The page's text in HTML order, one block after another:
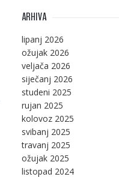
ARHIVA
lipanj 2026
ožujak 2026
veljača 2026
siječanj 2026
studeni 2025
rujan 2025
kolovoz 2025
svibanj 2025
travanj 2025
ožujak 2025
listopad 2024